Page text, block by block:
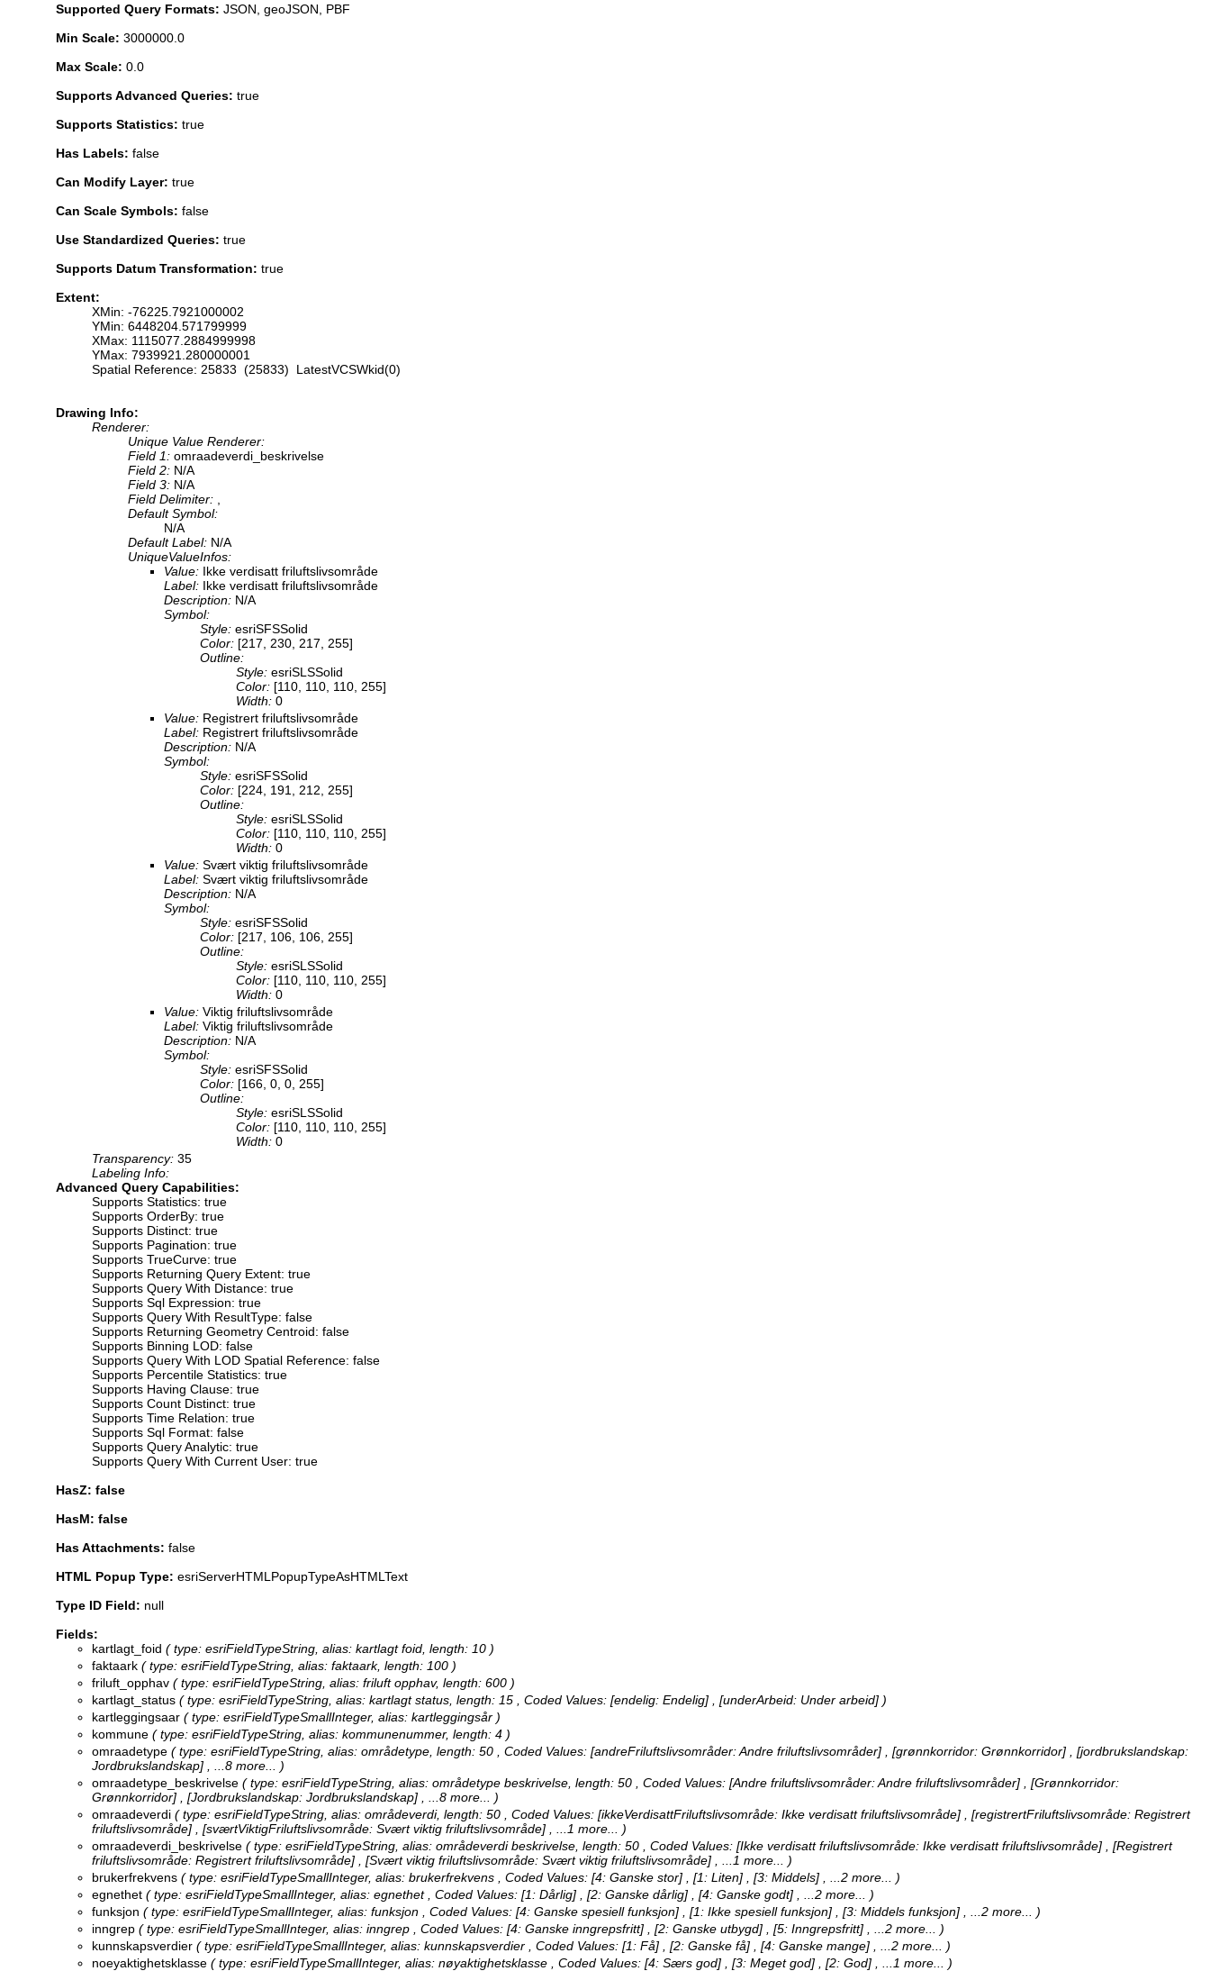
Supported Query Formats: JSON, geoJSON, PBF
Min Scale: 3000000.0
Max Scale: 0.0
Supports Advanced Queries: true
Supports Statistics: true
Has Labels: false
Can Modify Layer: true
Can Scale Symbols: false
Use Standardized Queries: true
Supports Datum Transformation: true
Extent:
XMin: -76225.7921000002
YMin: 6448204.571799999
XMax: 1115077.2884999998
YMax: 7939921.280000001
Spatial Reference: 25833 (25833) LatestVCSWkid(0)
Drawing Info:
Renderer:
Unique Value Renderer:
Field 1: omraadeverdi_beskrivelse
Field 2: N/A
Field 3: N/A
Field Delimiter:
Default Symbol:
N/A
Default Label: N/A
UniqueValueInfos:
Value: Ikke verdisatt friluftslivsområde
Label: Ikke verdisatt friluftslivsområde
Description: N/A
Symbol:
Style: esriSFSSolid
Color: [217, 230, 217, 255]
Outline:
Style: esriSLSSolid
Color: [110, 110, 110, 255]
Width: 0
Value: Registrert friluftslivsområde
Label: Registrert friluftslivsområde
Description: N/A
Symbol:
Style: esriSFSSolid
Color: [224, 191, 212, 255]
Outline:
Style: esriSLSSolid
Color: [110, 110, 110, 255]
Width: 0
Value: Svært viktig friluftslivsområde
Label: Svært viktig friluftslivsområde
Description: N/A
Symbol:
Style: esriSFSSolid
Color: [217, 106, 106, 255]
Outline:
Style: esriSLSSolid
Color: [110, 110, 110, 255]
Width: 0
Value: Viktig friluftslivsområde
Label: Viktig friluftslivsområde
Description: N/A
Symbol:
Style: esriSFSSolid
Color: [166, 0, 0, 255]
Outline:
Style: esriSLSSolid
Color: [110, 110, 110, 255]
Width: 0
Transparency: 35
Labeling Info:
Advanced Query Capabilities:
Supports Statistics: true
Supports OrderBy: true
Supports Distinct: true
Supports Pagination: true
Supports TrueCurve: true
Supports Returning Query Extent: true
Supports Query With Distance: true
Supports Sql Expression: true
Supports Query With ResultType: false
Supports Returning Geometry Centroid: false
Supports Binning LOD: false
Supports Query With LOD Spatial Reference: false
Supports Percentile Statistics: true
Supports Having Clause: true
Supports Count Distinct: true
Supports Time Relation: true
Supports Sql Format: false
Supports Query Analytic: true
Supports Query With Current User: true
HasZ: false
HasM: false
Has Attachments: false
HTML Popup Type: esriServerHTMLPopupTypeAsHTMLText
Type ID Field: null
Fields:
kartlagt_foid ( type: esriFieldTypeString, alias: kartlagt foid, length: 10 )
faktaark ( type: esriFieldTypeString, alias: faktaark, length: 100 )
friluft_opphav ( type: esriFieldTypeString, alias: friluft opphav, length: 600 )
kartlagt_status ( type: esriFieldTypeString, alias: kartlagt status, length: 15 , Coded Values: [endelig: Endelig] , [underArbeid: Under arbeid] )
kartleggingsaar ( type: esriFieldTypeSmallInteger, alias: kartleggingsår )
kommune ( type: esriFieldTypeString, alias: kommunenummer, length: 4 )
omraadetype ( type: esriFieldTypeString, alias: områdetype, length: 50 , Coded Values: [andreFriluftslivsområder: Andre friluftslivsområder] , [grønnkorridor: Grønnkorridor] , [jordbrukslandskap:
Jordbrukslandskap]
, ...8 more...
)
omraadetype_beskrivelse ( type: esriFieldTypeString, alias: områdetype beskrivelse, length: 50 , Coded Values: [Andre friluftslivsområder: Andre friluftslivsområder] , [Grønnkorridor:
Grønnkorridor] , [Jordbrukslandskap: Jordbrukslandskap]
, ...8 more...
)
omraadeverdi ( type: esriFieldTypeString, alias: områdeverdi, length: 50 , Coded Values: [ikkeVerdisattFriluftslivsområde: Ikke verdisatt friluftslivsområde] , [registrertFriluftslivsområde: Registrert
friluftslivsområde] , [sværtViktigFriluftslivsområde: Svært viktig friluftslivsområde]
, ...1 more...
)
omraadeverdi_beskrivelse ( type: esriFieldTypeString, alias: områdeverdi beskrivelse, length: 50 , Coded Values: [Ikke verdisatt friluftslivsområde: Ikke verdisatt friluftslivsområde] , [Registrert
friluftslivsområde: Registrert friluftslivsområde] , [Svært viktig friluftslivsområde: Svært viktig friluftslivsområde]
, ...1 more...
)
brukerfrekvens ( type: esriFieldTypeSmallInteger, alias: brukerfrekvens , Coded Values: [4: Ganske stor] , [1: Liten] , [3: Middels] , ...2 more...
)
egnethet ( type: esriFieldTypeSmallInteger, alias: egnethet , Coded Values: [1: Dårlig] , [2: Ganske dårlig] , [4: Ganske godt] , ...2 more...
)
funksjon ( type: esriFieldTypeSmallInteger, alias: funksjon , Coded Values: [4: Ganske spesiell funksjon] , [1: Ikke spesiell funksjon] , [3: Middels funksjon] , ...2 more...
)
inngrep ( type: esriFieldTypeSmallInteger, alias: inngrep , Coded Values: [4: Ganske inngrepsfritt] , [2: Ganske utbygd] , [5: Inngrepsfritt] , ...2 more...
)
kunnskapsverdier ( type: esriFieldTypeSmallInteger, alias: kunnskapsverdier , Coded Values: [1: Få] , [2: Ganske få] , [4: Ganske mange] , ...2 more...
)
noeyaktighetsklasse ( type: esriFieldTypeSmallInteger, alias: nøyaktighetsklasse , Coded Values: [4: Særs god] , [3: Meget god] , [2: God] , ...1 more...
)